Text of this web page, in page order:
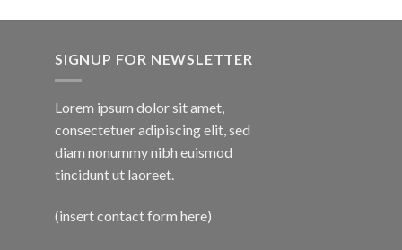
SIGNUP FOR NEWSLETTER
Lorem ipsum dolor sit amet,
consectetuer adipiscing elit, sed
diam nonummy nibh euismod
tincidunt ut laoreet.
(insert contact form here)